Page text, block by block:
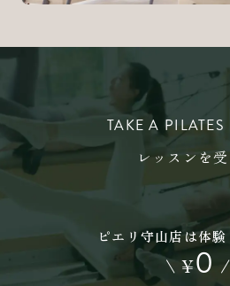
TAKE A PILATES
レッスンを
ピエリ守山店は体
\¥0 /